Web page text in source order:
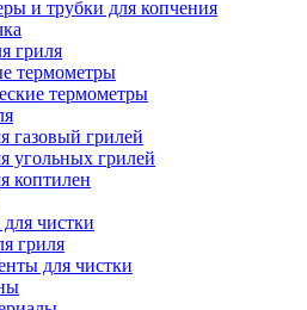
и трубки для копчения
гриля
термометры
термометры
газовый грилей
угольных грилей
коптилен
чистки
гриля
для чистки